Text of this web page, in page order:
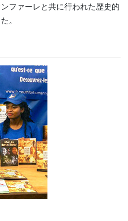
ファーレと共に行われた歴史的
。